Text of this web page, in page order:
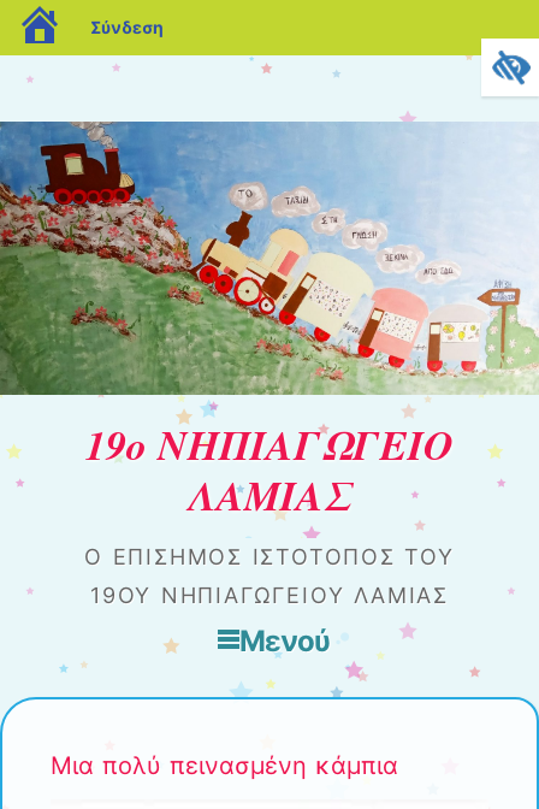
blogs.sch.gr
Σύνδεση
19ο ΝΗΠΙΑΓΩΓΕΙΟ
ΛΑΜΙΑΣ
Ο ΕΠΊΣΗΜΟΣ ΙΣΤΌΤΟΠΟΣ ΤΟΥ
19ΟΥ ΝΗΠΙΑΓΩΓΕΊΟΥ ΛΑΜΊΑΣ
Μενού
Μια πολύ πεινασμένη κάμπια